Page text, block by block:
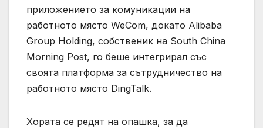
приложението за комуникации на
работното място WeCom, докато Alibaba
Group Holding, собственик на South China
Morning Post, го беше интегрирал със
своята платформа за сътрудничество на
работното място DingTalk.
Хората се редят на опашка, за да